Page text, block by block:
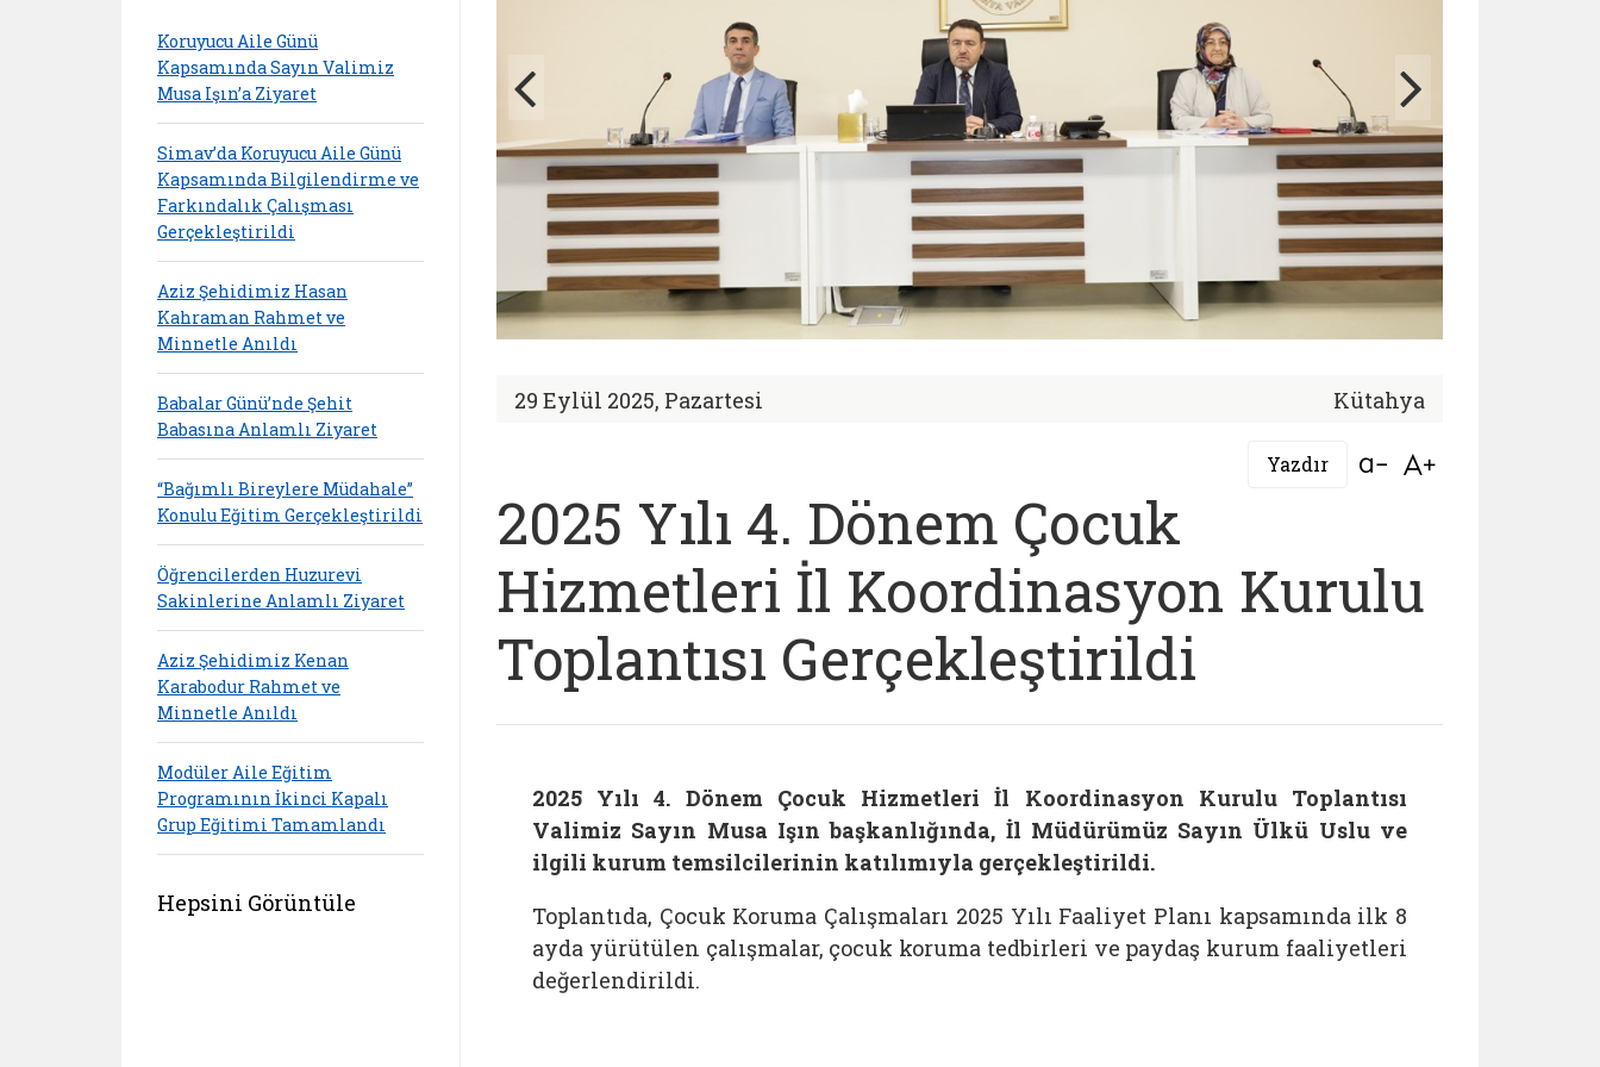
29 Eylül 2025, Pazartesi Kütahya
Yazdır Bağlantıyı aç
2025 Yılı 4. Dönem Çocuk
Hizmetleri İl Koordinasyon Kurulu
Toplantısı Gerçekleştirildi
2025 Yılı 4. Dönem Çocuk Hizmetleri İl Koordinasyon Kurulu Toplantısı
Valimiz Sayın Musa Işın başkanlığında, İl Müdürümüz Sayın Ülkü Uslu ve
ilgili kurum temsilcilerinin katılımıyla gerçekleştirildi.
Toplantıda, Çocuk Koruma Çalışmaları 2025 Yılı Faaliyet Planı kapsamında ilk 8
ayda yürütülen çalışmalar, çocuk koruma tedbirleri ve paydaş kurum faaliyetleri
değerlendirildi.
Koruyucu Aile Günü
Kapsamında Sayın Valimiz
Musa Işın’a Ziyaret
Simav’da Koruyucu Aile Günü
Kapsamında Bilgilendirme ve
Farkındalık Çalışması
Gerçekleştirildi
Aziz Şehidimiz Hasan
Kahraman Rahmet ve
Minnetle Anıldı
Babalar Günü’nde Şehit
Babasına Anlamlı Ziyaret
“Bağımlı Bireylere Müdahale”
Konulu Eğitim Gerçekleştirildi
Öğrencilerden Huzurevi
Sakinlerine Anlamlı Ziyaret
Aziz Şehidimiz Kenan
Karabodur Rahmet ve
Minnetle Anıldı
Modüler Aile Eğitim
Programının İkinci Kapalı
Grup Eğitimi Tamamlandı
Hepsini Görüntüle